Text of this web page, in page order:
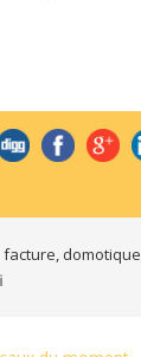
facture, domotique